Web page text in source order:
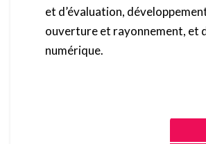
et d’évaluation,
ouverture et rayonnement, et
numérique.